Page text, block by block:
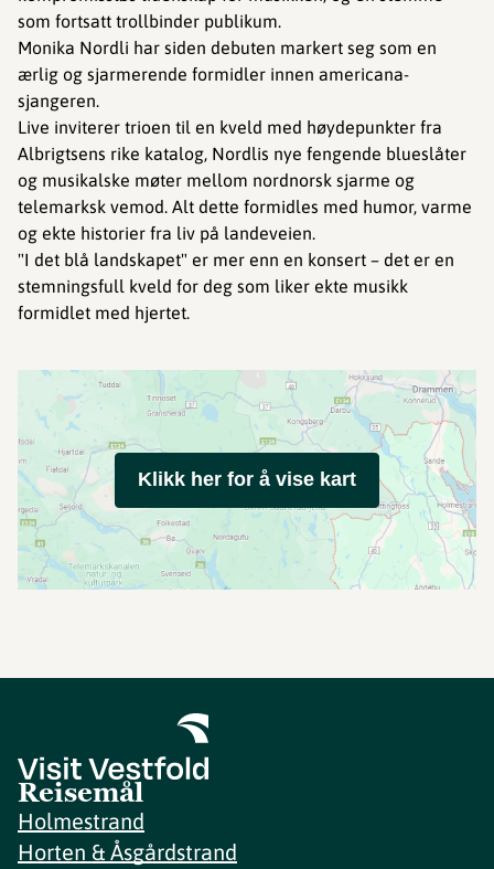
som fortsatt trollbinder publikum.
Monika Nordli har siden debuten markert seg som en
ærlig og sjarmerende formidler innen americana-
sjangeren.
Live inviterer trioen til en kveld med høydepunkter fra
Albrigtsens rike katalog, Nordlis nye fengende blueslåter
og musikalske møter mellom nordnorsk sjarme og
telemarksk vemod. Alt dette formidles med humor, varme
og ekte historier fra liv på landeveien.
"I det blå landskapet" er mer enn en konsert – det er en
stemningsfull kveld for deg som liker ekte musikk
formidlet med hjertet.
Klikk her for å vise kart
Reisemål
Holmestrand
Horten & Åsgårdstrand